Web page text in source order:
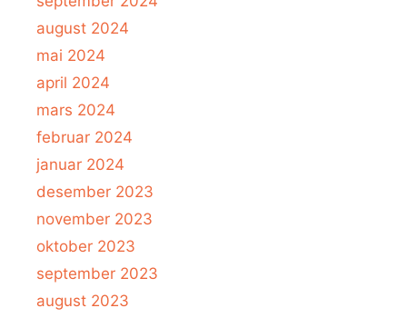
august 2024
mai 2024
april 2024
mars 2024
februar 2024
januar 2024
desember 2023
november 2023
oktober 2023
september 2023
august 2023